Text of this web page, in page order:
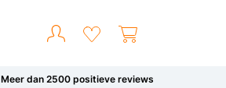
Meer dan 2500 positieve reviews